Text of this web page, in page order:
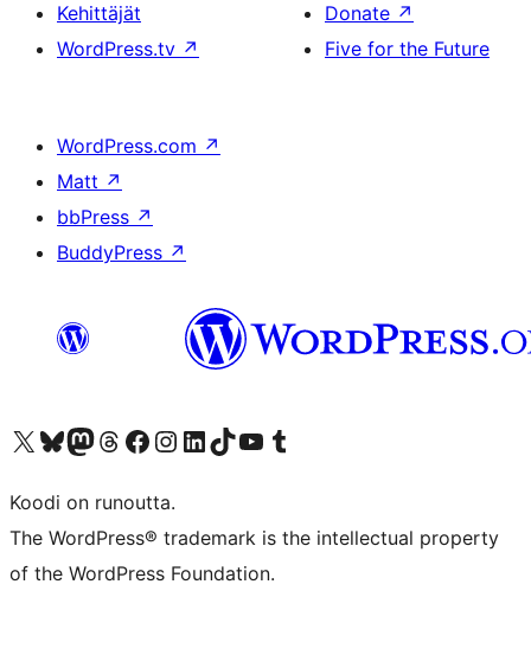
Kehittäjät
WordPress.tv ↗
Donate ↗
Five for the Future
WordPress.com ↗
Matt ↗
bbPress ↗
BuddyPress ↗
Visit our X (formerly Twitter) account
Visit our Bluesky account
Visit our Mastodon account
Visit our Threads account
Visit our Facebook page
Visit our Instagram account
Visit our LinkedIn account
Visit our TikTok account
Näytä YouTube-kanava
Visit our Tumblr account
Koodi on runoutta.
The WordPress® trademark is the intellectual property
of the WordPress Foundation.